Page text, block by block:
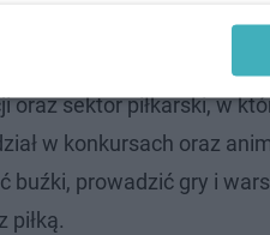
nagrodami, strefę
oraz sektor piłkarski, w
w konkursach oraz
buźki, prowadzić gry i
piłką.